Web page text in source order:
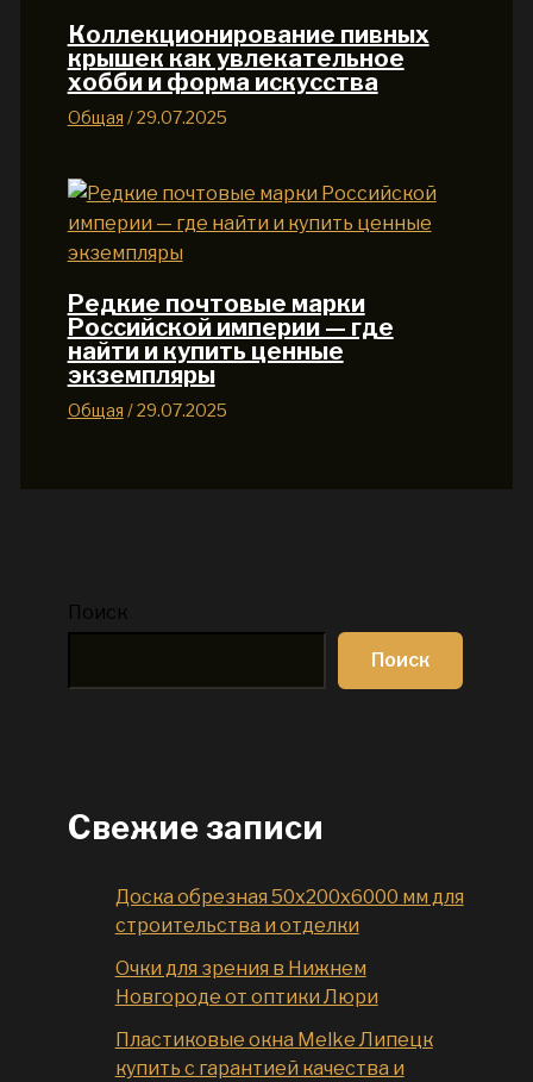
Коллекционирование пивных
крышек как увлекательное
хобби и форма искусства
Общая /29.07.2025
Редкие почтовые марки
Российской империи — где
найти и купить ценные
экземпляры
Общая /29.07.2025
Поиск
Поиск
Свежие записи
Доска обрезная 50x200x6000 мм для
строительства и отделки
Очки для зрения в Нижнем
Новгороде от оптики Люри
Пластиковые окна Melke Липецк
купить с гарантией качества и